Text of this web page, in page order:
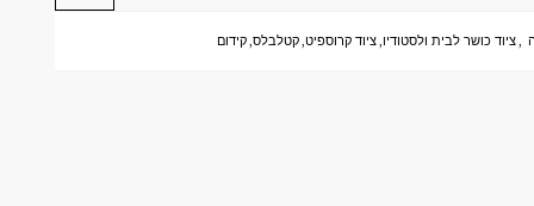
,ציוד כושר לבית ולסטודיו,ציוד קרוספיט,קטלבלס,קידום